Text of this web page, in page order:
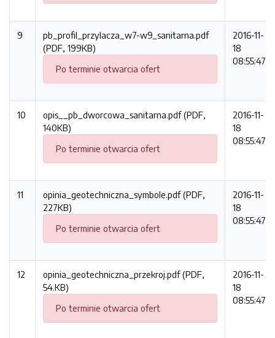
9
pb_profil_przylacza_w7-w9_sanitarna.pdf
(PDF, 199KB)
Po terminie otwarcia ofert
2016-11-
18
08:55:47
10
opis__pb_dworcowa_sanitarna.pdf (PDF,
140KB)
Po terminie otwarcia ofert
2016-11-
18
08:55:47
11
opinia_geotechniczna_symbole.pdf (PDF,
227KB)
Po terminie otwarcia ofert
2016-11-
18
08:55:47
12
opinia_geotechniczna_przekroj.pdf (PDF,
54.KB)
Po terminie otwarcia ofert
2016-11-
18
08:55:47